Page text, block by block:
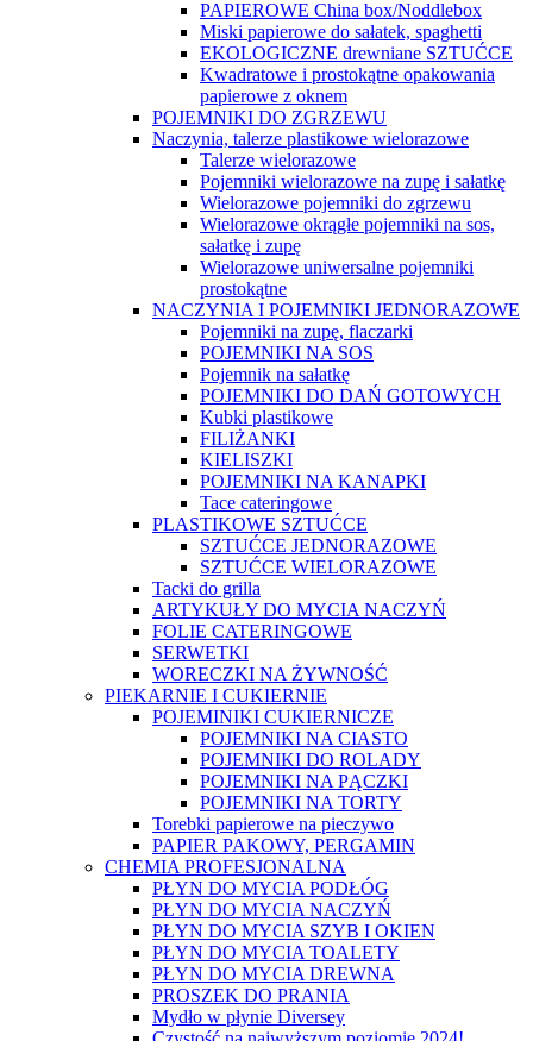
PAPIEROWE China box/Noddlebox
Miski papierowe do sałatek, spaghetti
EKOLOGICZNE drewniane SZTUĆCE
Kwadratowe i prostokątne opakowania
papierowe z oknem
POJEMNIKI DO ZGRZEWU
Naczynia, talerze plastikowe wielorazowe
Talerze wielorazowe
Pojemniki wielorazowe na zupę i sałatkę
Wielorazowe pojemniki do zgrzewu
Wielorazowe okrągłe pojemniki na sos,
sałatkę i zupę
Wielorazowe uniwersalne pojemniki
prostokątne
NACZYNIA I POJEMNIKI JEDNORAZOWE
Pojemniki na zupę, flaczarki
POJEMNIKI NA SOS
Pojemnik na sałatkę
POJEMNIKI DO DAŃ GOTOWYCH
Kubki plastikowe
FILIŻANKI
KIELISZKI
POJEMNIKI NA KANAPKI
Tace cateringowe
PLASTIKOWE SZTUĆCE
SZTUĆCE JEDNORAZOWE
SZTUĆCE WIELORAZOWE
Tacki do grilla
ARTYKUŁY DO MYCIA NACZYŃ
FOLIE CATERINGOWE
SERWETKI
WORECZKI NA ŻYWNOŚĆ
PIEKARNIE I CUKIERNIE
POJEMINIKI CUKIERNICZE
POJEMNIKI NA CIASTO
POJEMNIKI DO ROLADY
POJEMNIKI NA PĄCZKI
POJEMNIKI NA TORTY
Torebki papierowe na pieczywo
PAPIER PAKOWY, PERGAMIN
CHEMIA PROFESJONALNA
PŁYN DO MYCIA PODŁÓG
PŁYN DO MYCIA NACZYŃ
PŁYN DO MYCIA SZYB I OKIEN
PŁYN DO MYCIA TOALETY
PŁYN DO MYCIA DREWNA
PROSZEK DO PRANIA
Mydło w płynie Diversey